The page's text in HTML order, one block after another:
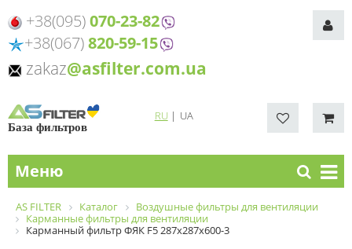
+38(095)070-23-82
+38(067)820-59-15
zakaz@asfilter.com.ua
База фильтров
RU| UA
Меню
AS FILTER Каталог
Воздушные фильтры для вентиляции
Карманные фильтры для вентиляции
Карманный фильтр ФЯК F5 287х287х600-3